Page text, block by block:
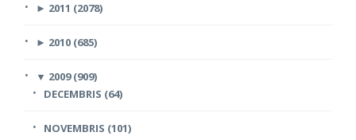
► 2011 (2078)
► 2010 (685)
▼ 2009 (909)
DECEMBRIS (64)
NOVEMBRIS (101)